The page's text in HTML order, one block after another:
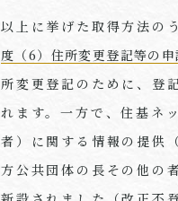
以上に挙げた取得方法の
度（6）住所変更登記等の
所変更登記のために、登
れます。一方で、住基ネ
者）に関する情報の提供
方公共団体の長その他の